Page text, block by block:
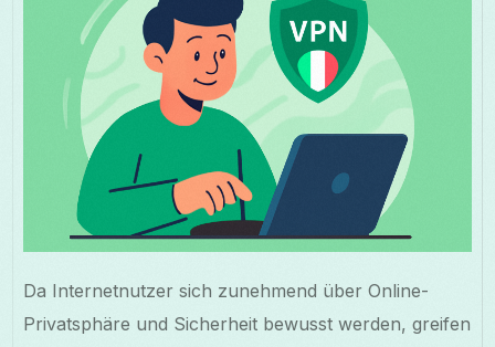
Da Internetnutzer sich zunehmend über Online-
Privatsphäre und Sicherheit bewusst werden, greifen